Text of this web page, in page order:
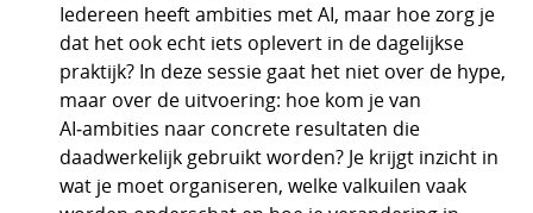
Iedereen heeft ambities met AI, maar hoe zorg je
dat het ook echt iets oplevert in de dagelijkse
praktijk? In deze sessie gaat het niet over de hype,
maar over de uitvoering: hoe kom je van
AI‑ambities naar concrete resultaten die
daadwerkelijk gebruikt worden? Je krijgt inzicht in
wat je moet organiseren, welke valkuilen vaak